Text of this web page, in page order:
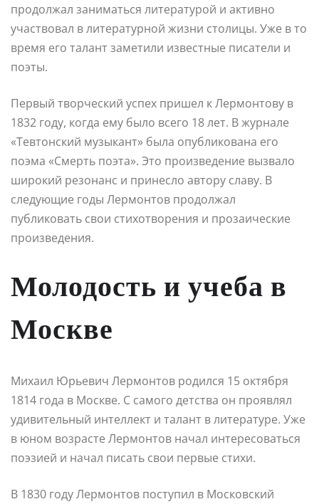
продолжал заниматься литературой и активно
участвовал в литературной жизни столицы. Уже в то
время его талант заметили известные писатели и
поэты.
Первый творческий успех пришел к Лермонтову в
1832 году, когда ему было всего 18 лет. В журнале
«Тевтонский музыкант» была опубликована его
поэма «Смерть поэта». Это произведение вызвало
широкий резонанс и принесло автору славу. В
следующие годы Лермонтов продолжал
публиковать свои стихотворения и прозаические
произведения.
Молодость и учеба в
Москве
Михаил Юрьевич Лермонтов родился 15 октября
1814 года в Москве. С самого детства он проявлял
удивительный интеллект и талант в литературе. Уже
в юном возрасте Лермонтов начал интересоваться
поэзией и начал писать свои первые стихи.
В 1830 году Лермонтов поступил в Московский